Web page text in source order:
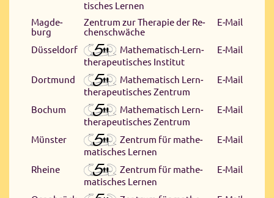
ti­sches Ler­nen
Mag­de­
burg
Zen­trum zur The­ra­pie der Re­
chen­schwä­che
E‑Mail
Düs­sel­dorf
Ma­the­ma­tisch-Lern­
the­ra­peu­ti­sches In­sti­tut
E‑Mail
Dort­mund
Ma­the­ma­tisch Lern­
the­ra­peu­ti­sches Zen­trum
E‑Mail
Bo­chum
Ma­the­ma­tisch Lern­
the­ra­peu­ti­sches Zen­trum
E‑Mail
Mün­ster
Zen­trum für ma­the­
ma­ti­sches Ler­nen
E‑Mail
Rhei­ne
Zen­trum für ma­the­
ma­ti­sches Ler­nen
E‑Mail